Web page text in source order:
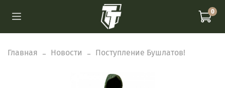
0
Главная Новости Поступление Бушлатов!